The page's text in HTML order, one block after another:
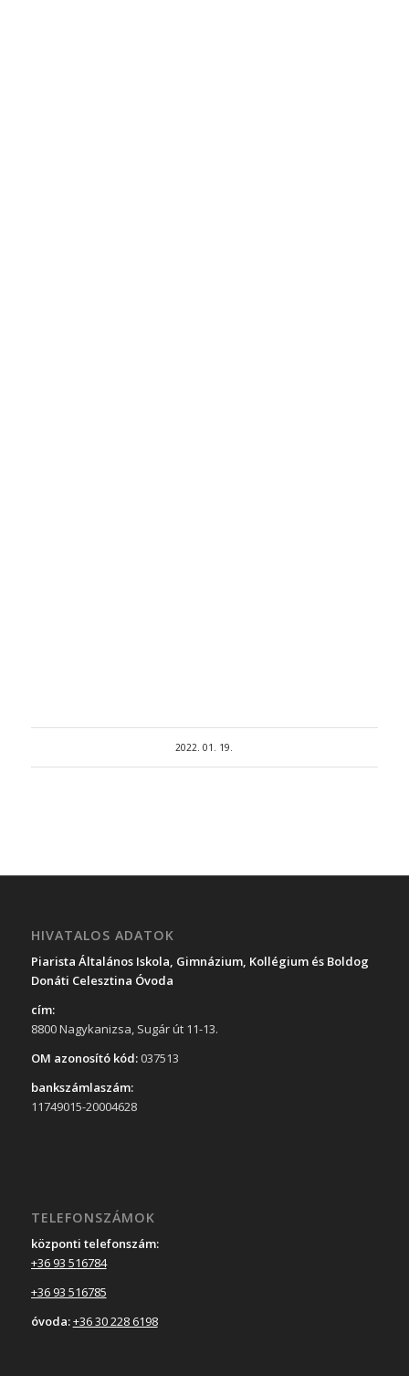
2022. 01. 19.
HIVATALOS ADATOK
Piarista Általános Iskola, Gimnázium, Kollégium és Boldog
Donáti Celesztina Óvoda
cím:
8800 Nagykanizsa, Sugár út 11-13.
OM azonosító kód:037513
bankszámlaszám:
11749015-20004628
TELEFONSZÁMOK
központi telefonszám:
+36 93 516784
+36 93 516785
óvoda:+36 30 228 6198